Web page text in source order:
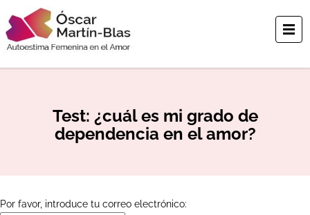
Test: ¿cuál es mi grado de
dependencia en el amor?
Por favor, introduce tu correo electrónico: